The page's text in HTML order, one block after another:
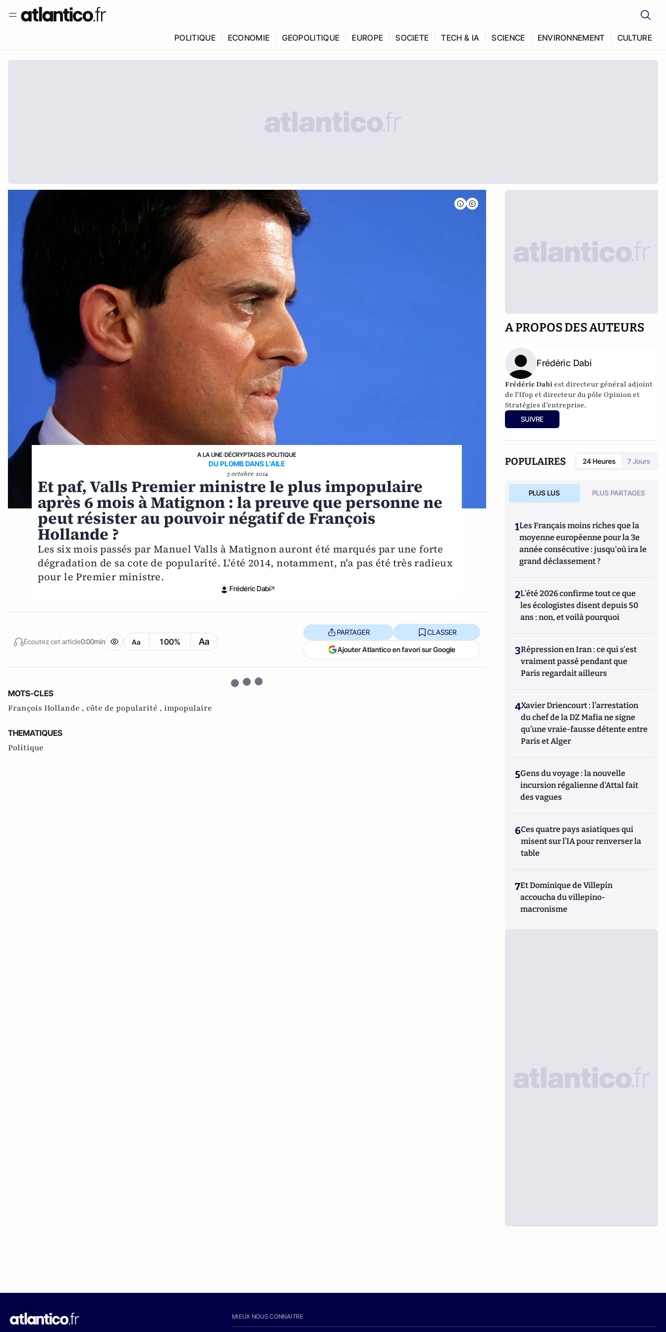
POLITIQUE ECONOMIE GEOPOLITIQUE EUROPE SOCIETE TECH & IA SCIENCE ENVIRONNEMENT CULTURE
A LA UNE›DÉCRYPTAGES›POLITIQUE
DU PLOMB DANS L'AILE
3 octobre 2014
Et paf, Valls Premier ministre le plus impopulaire
après 6 mois à Matignon : la preuve que personne ne
peut résister au pouvoir négatif de François
Hollande ?
Les six mois passés par Manuel Valls à Matignon auront été marqués par une forte
dégradation de sa cote de popularité. L'été 2014, notamment, n'a pas été très radieux
pour le Premier ministre.
Frédéric Dabi
Écoutez cet article0:00min Aa 100% Aa
PARTAGER CLASSER
Ajouter Atlantico en favori sur Google
MOTS-CLES
François Hollande , côte de popularité , impopulaire
THEMATIQUES
Politique
A PROPOS DES AUTEURS
Frédéric Dabi
Frédéric Dabi est directeur général adjoint
de l'Ifop et directeur du pôle Opinion et
Stratégies d’entreprise.
SUIVRE
POPULAIRES 24 Heures 7 Jours
PLUS LUS PLUS PARTAGES
1Les Français moins riches que la
moyenne européenne pour la 3e
année consécutive : jusqu'où ira le
grand déclassement ?
2L’été 2026 confirme tout ce que
les écologistes disent depuis 50
ans : non, et voilà pourquoi
3Répression en Iran : ce qui s'est
vraiment passé pendant que
Paris regardait ailleurs
4Xavier Driencourt : l’arrestation
du chef de la DZ Mafia ne signe
qu’une vraie-fausse détente entre
Paris et Alger
5Gens du voyage : la nouvelle
incursion régalienne d'Attal fait
des vagues
6Ces quatre pays asiatiques qui
misent sur l’IA pour renverser la
table
7Et Dominique de Villepin
accoucha du villepino-
macronisme
MIEUX NOUS CONNAITRE